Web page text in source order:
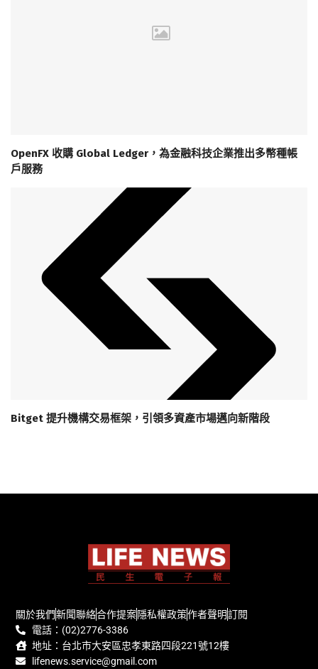
OpenFX 收購 Global Ledger，為金融科技企業推出多幣種帳
戶服務
Bitget 提升機構交易框架，引領多資產市場邁向新階段
關於我們新聞聯絡合作提案隱私權政策作者聲明訂閱
電話：(02)2776-3386
地址：台北市大安區忠孝東路四段221號12樓
lifenews.service@gmail.com